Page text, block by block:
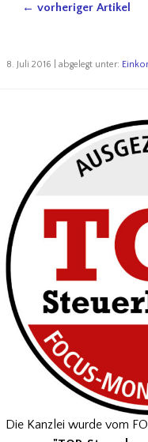
← vorheriger Artikel
8. Juli 2016 | abgelegt unter:
Die Kanzlei wurde vom